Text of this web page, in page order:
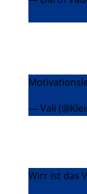
— Vali
Wirr ist das